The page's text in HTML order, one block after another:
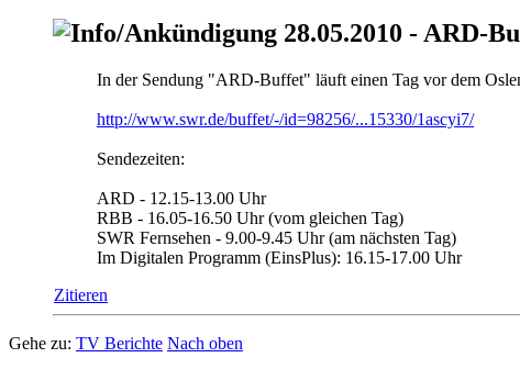
28.05.2010 - ARD-
In der Sendung "ARD-Buffet" läuft einen Tag vor dem
http://www.swr.de/buffet/-/id=98256/...15330/1ascyi7/
Sendezeiten:
ARD - 12.15-13.00 Uhr
RBB - 16.05-16.50 Uhr (vom gleichen Tag)
SWR Fernsehen - 9.00-9.45 Uhr (am nächsten Tag)
Im Digitalen Programm (EinsPlus): 16.15-17.00 Uhr
Zitieren
Gehe zu: TV Berichte Nach oben